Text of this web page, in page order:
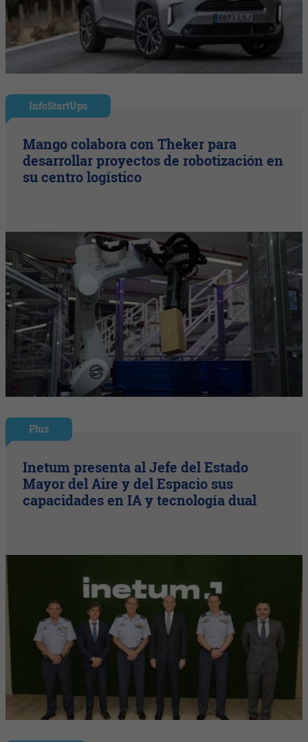
InfoStartUps
Mango colabora con Theker para
desarrollar proyectos de robotización en
su centro logístico
Plus
Inetum presenta al Jefe del Estado
Mayor del Aire y del Espacio sus
capacidades en IA y tecnología dual